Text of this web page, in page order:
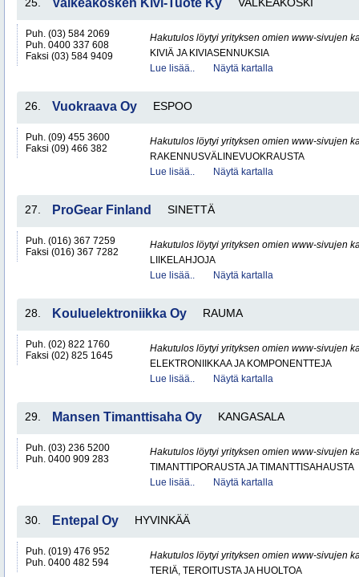
Valkeakosken Kivi-Tuote Ky
Puh. (03) 584 2069
Puh. 0400 337 608
Faksi (03) 584 9409
Hakutulos löytyi yrityksen omien www-sivujen
KIVIÄ JA KIVIASENNUKSIA
Lue lisää..
Näytä kartalla
26. Vuokraava Oy ESPOO
Puh. (09) 455 3600
Faksi (09) 466 382
Hakutulos löytyi yrityksen omien www-sivujen
RAKENNUSVÄLINEVUOKRAUSTA
Lue lisää..
Näytä kartalla
27. ProGear Finland SINETTÄ
Puh. (016) 367 7259
Faksi (016) 367 7282
Hakutulos löytyi yrityksen omien www-sivujen
LIIKELAHJOJA
Lue lisää..
Näytä kartalla
28. Kouluelektroniikka Oy RAUMA
Puh. (02) 822 1760
Faksi (02) 825 1645
Hakutulos löytyi yrityksen omien www-sivujen
ELEKTRONIIKKAA JA KOMPONENTTEJA
Lue lisää..
Näytä kartalla
29. Mansen Timanttisaha Oy KANGASALA
Puh. (03) 236 5200
Puh. 0400 909 283
Hakutulos löytyi yrityksen omien www-sivujen
TIMANTTIPORAUSTA JA TIMANTTISAHAUSTA
Lue lisää..
Näytä kartalla
30. Entepal Oy HYVINKÄÄ
Puh. (019) 476 952
Puh. 0400 482 594
Hakutulos löytyi yrityksen omien www-sivujen
TERIÄ, TEROITUSTA JA HUOLTOA